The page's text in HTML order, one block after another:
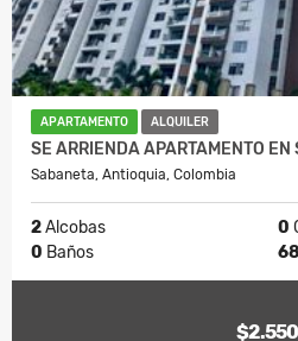
APARTAMENTO ALQUILER
SE ARRIENDA APARTAMENTO EN
Sabaneta, Antioquia, Colombia
2Alcobas 0
0 Baños 68